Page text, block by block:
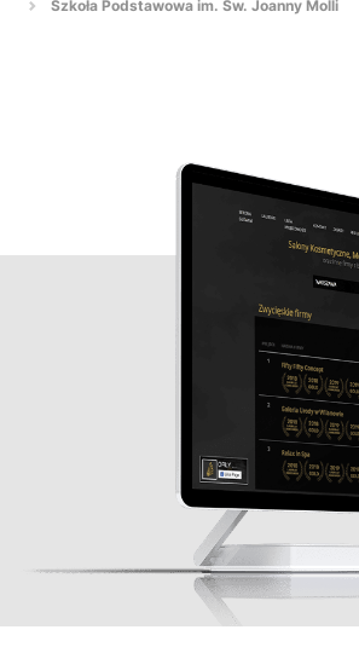
Szkoła Podstawowa im. Św. Joanny Molli